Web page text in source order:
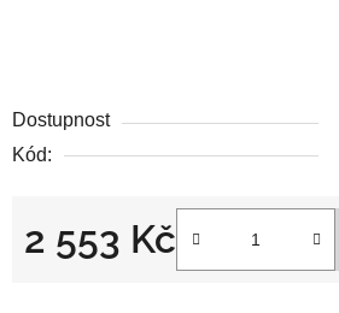
Dostupnost
Kód:
2 553 Kč